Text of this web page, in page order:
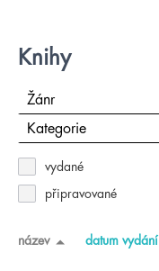
Knihy
Žánr
Kategorie
vydané
připravované
název datum vydání